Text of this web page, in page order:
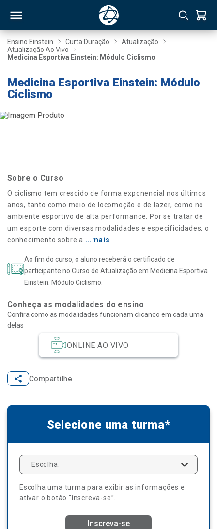
Ensino Einstein Curta Duração
Atualização
Atualização Ao Vivo
Medicina Esportiva Einstein: Módulo Ciclismo
Medicina Esportiva Einstein: Módulo
Ciclismo
Sobre o Curso
O ciclismo tem crescido de forma exponencial nos últimos
anos, tanto como meio de locomoção e de lazer, como no
ambiente esportivo de alta performance. Por se tratar de
um esporte com diversas modalidades e especificidades, o
conhecimento sobre a ...mais
Ao fim do curso, o aluno receberá o certificado de
participante no Curso de Atualização em Medicina Esportiva
Einstein: Módulo Ciclismo.
Conheça as modalidades do ensino
ONLINE AO VIVO
Confira como as modalidades funcionam clicando em cada uma
delas
Compartilhe
Selecione uma turma*
Escolha:
Escolha uma turma para exibir as informações e
ativar o botão "inscreva-se”.
Inscreva-se